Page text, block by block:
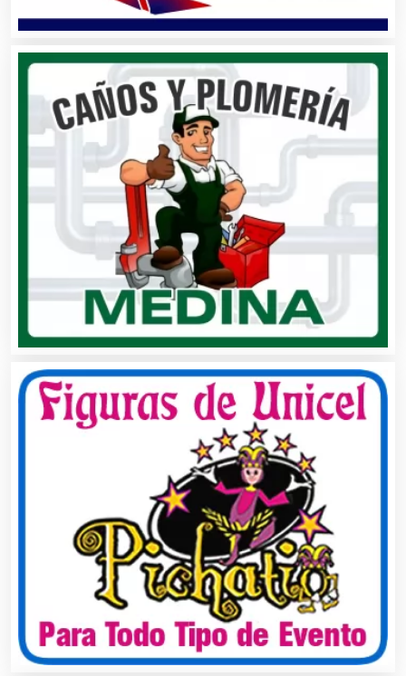
Audio, Sonido e Iluminación
Audios para Eventos
Autobuses
Automatización
Automóviles Nuevos y Usados
Autopartes Eléctricas
Balnearios
Bancos
Banquetes